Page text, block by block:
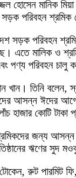
মানিক
সড়ক পরিবহন
সড়ক পরিবহন
এতে মালিক ও
পণ্য পরিবহন চালু
খান। তিনি
আসন্ন ঈদের
হাজার কোটি টাকা
শ্রমিকদের জন্য
ঋণের
টোকেন, রুট